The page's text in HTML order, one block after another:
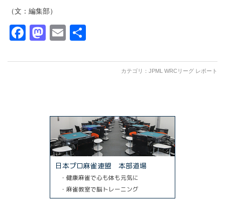
（文：編集部）
Facebook
Mastodon
Email
カテゴリ： JPML WRCリーグ レポート
日本プロ麻雀連盟 本部道場
・健康麻雀で心も体も元気に
・麻雀教室で脳トレーニング